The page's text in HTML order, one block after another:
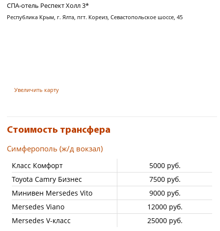
СПА-отель Респект Холл 3*
Республика Крым, г. Ялта, пгт. Кореиз, Севастопольское шоссе, 45
Увеличить карту
Стоимость трансфера
Симферополь (ж/д вокзал)
Класс Комфорт
5000 руб.
Toyota Camry Бизнес
7500 руб.
Минивен Mersedes Vito
9000 руб.
Mersedes Viano
12000 руб.
Mersedes V-класс
25000 руб.